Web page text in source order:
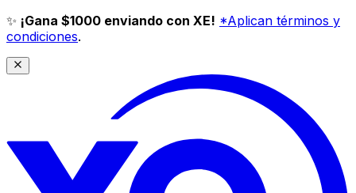
✨ ¡Gana $1000 enviando con XE! *Aplican términos y
condiciones.